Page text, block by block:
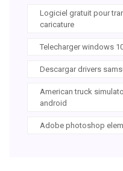
Logiciel gratuit pour
caricature
Telecharger windows
Descargar drivers
American truck
android
Adobe photoshop